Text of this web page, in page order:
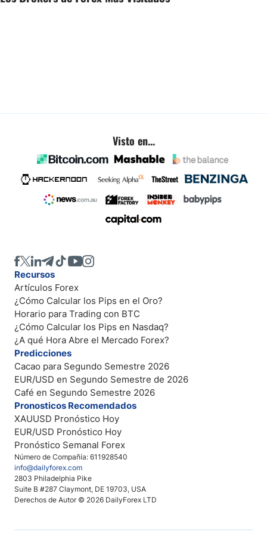
Visto en...
Número de Compañía: 611928540
info@dailyforex.com
2803 Philadelphia Pike
Suite B #287 Claymont, DE 19703, USA
Derechos de Autor © 2026 DailyForex LTD
Recursos
Artículos Forex
¿Cómo Calcular los Pips en el Oro?
Horario para Trading con BTC
¿Cómo Calcular los Pips en Nasdaq?
¿A qué Hora Abre el Mercado Forex?
Predicciones
Cacao para Segundo Semestre 2026
EUR/USD en Segundo Semestre de 2026
Café en Segundo Semestre 2026
Pronosticos Recomendados
XAUUSD Pronóstico Hoy
EUR/USD Pronóstico Hoy
Pronóstico Semanal Forex